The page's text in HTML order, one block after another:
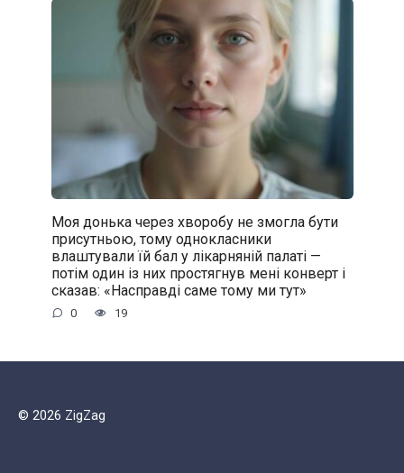
Моя донька через хворобу не змогла бути
присутньою, тому однокласники
влаштували їй бал у лікарняній палаті —
потім один із них простягнув мені конверт і
сказав: «Насправді саме тому ми тут»
0 19
© 2026 ZigZag